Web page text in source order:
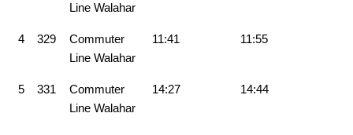
Line Walahar
4 329
Commuter
Line Walahar
11:41 11:55
5 331
Commuter
Line Walahar
14:27 14:44